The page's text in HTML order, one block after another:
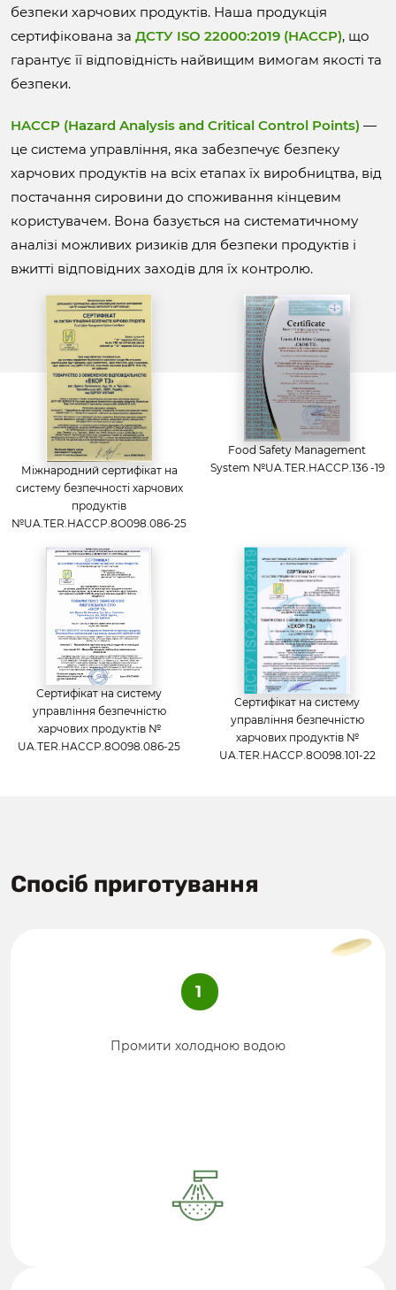
безпеки харчових продуктів. Наша продукція
сертифікована за ДСТУ ISO 22000:2019 (HACCP), що
гарантує її відповідність найвищим вимогам якості та
безпеки.
HACCP (Hazard Analysis and Critical Control Points) —
це система управління, яка забезпечує безпеку
харчових продуктів на всіх етапах їх виробництва, від
постачання сировини до споживання кінцевим
користувачем. Вона базується на систематичному
аналізі можливих ризиків для безпеки продуктів і
вжитті відповідних заходів для їх контролю.
Міжнародний сертифікат на
систему безпечності харчових
продуктів
№UA.TER.HACCP.8O098.086-25
Food Safety Management
System №UA.TER.HACCP.136 -19
Сертифікат на систему
управління безпечністю
харчових продуктів №
UA.TER.HACCP.8O098.086-25
Сертифікат на систему
управління безпечністю
харчових продуктів №
UA.TER.HACCP.8O098.101-22
Спосіб приготування
1
Промити холодною водою